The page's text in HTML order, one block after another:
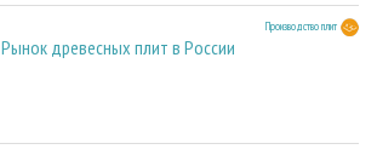
Производство плит
Рынок древесных плит в России